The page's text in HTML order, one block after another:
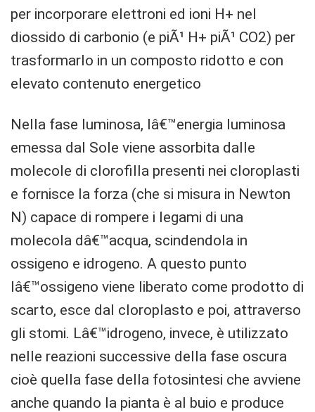
per incorporare elettroni ed ioni H+ nel
diossido di carbonio (e piÃ¹ H+ piÃ¹ CO2) per
trasformarlo in un composto ridotto e con
elevato contenuto energetico
Nella fase luminosa, lâ€™energia luminosa
emessa dal Sole viene assorbita dalle
molecole di clorofilla presenti nei cloroplasti
e fornisce la forza (che si misura in Newton
N) capace di rompere i legami di una
molecola dâ€™acqua, scindendola in
ossigeno e idrogeno. A questo punto
lâ€™ossigeno viene liberato come prodotto di
scarto, esce dal cloroplasto e poi, attraverso
gli stomi. Lâ€™idrogeno, invece, è utilizzato
nelle reazioni successive della fase oscura
cioè quella fase della fotosintesi che avviene
anche quando la pianta è al buio e produce